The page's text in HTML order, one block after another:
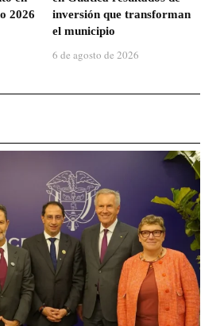
2026
inversión que transforman
el municipio
6 de agosto de 2026